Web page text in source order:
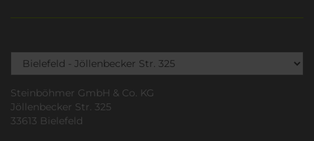
Steinböhmer GmbH & Co. KG
Jöllenbecker Str. 325
33613 Bielefeld